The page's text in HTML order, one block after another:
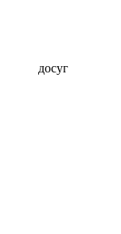
досуг